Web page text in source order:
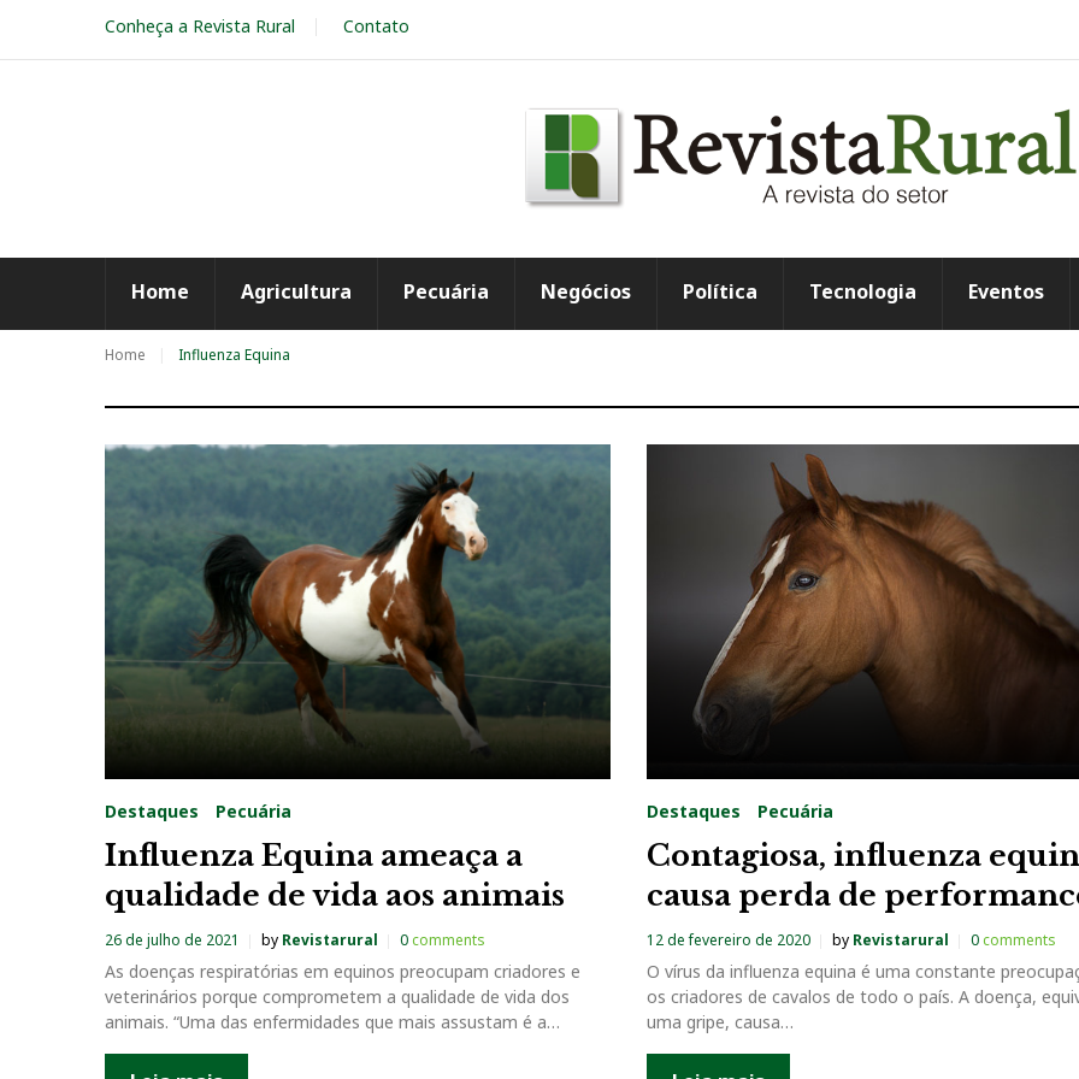
i
e
Conheça a Revista Rural Contato
Home Agricultura Pecuária Negócios Política Tecnologia Eventos
Home Influenza Equina
T
a
g
:
I
n
f
l
u
e
Destaques Pecuária
Influenza Equina ameaça a
qualidade de vida aos animais
26 de julho de 2021 by Revistarural 0comments
As doenças respiratórias em equinos preocupam criadores e
veterinários porque comprometem a qualidade de vida dos
animais. “Uma das enfermidades que mais assustam é a…
Destaques Pecuária
Contagiosa, influenza
causa perda de
12 de fevereiro de 2020 by Revistarural 0comments
O vírus da influenza equina é uma constante
os criadores de cavalos de todo o país. A doença,
uma gripe, causa…